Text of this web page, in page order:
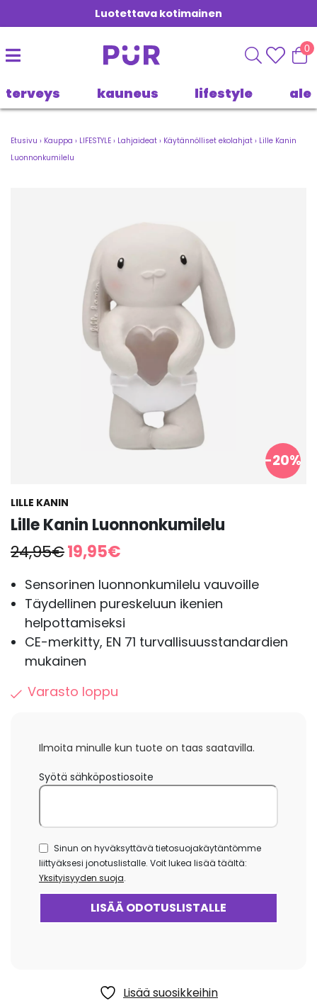
Luotettava kotimainen
0
terveys kauneus lifestyle ale
Etusivu › Kauppa › LIFESTYLE › Lahjaideat › Käytännölliset ekolahjat › Lille Kanin
Luonnonkumilelu
-20%
LILLE KANIN
Lille Kanin Luonnonkumilelu
24,95€ Alkuperäinen
hinta
oli:
24,95€.
19,95€
on:
19,95€.
Sensorinen luonnonkumilelu vauvoille
Täydellinen pureskeluun ikenien
helpottamiseksi
CE-merkitty, EN 71 turvallisuusstandardien
mukainen
Varasto loppu
Ilmoita minulle kun tuote on taas saatavilla.
Syötä sähköpostiosoite
Sinun on hyväksyttävä tietosuojakäytäntömme
liittyäksesi jonotuslistalle. Voit lukea lisää täältä:
Yksityisyyden suoja.
Lisää suosikkeihin